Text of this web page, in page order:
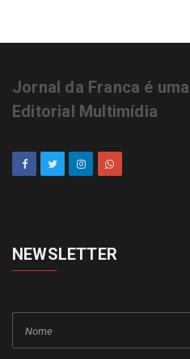
Jornal da Franca é
Editorial Multimídia
NEWSLETTER